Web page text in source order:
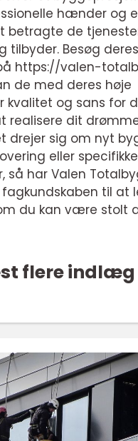
hænder og
de
tilbyder. Besøg deres
https://valen-
de med deres høje
kvalitet og sans for
realisere dit
drejer sig om nyt
eller specifikke
så har Valen
til at
du kan være stolt
flere indlæg